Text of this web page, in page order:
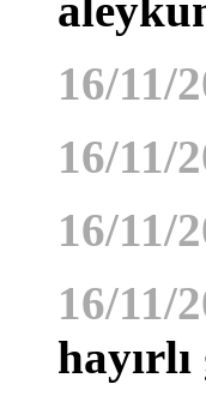
16/11/
16/11/
16/11/
16/11/